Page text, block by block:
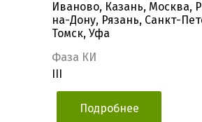
Иваново, Казань, Москва,
на-Дону, Рязань, Санкт-
Томск, Уфа
Фаза КИ
Подробнее